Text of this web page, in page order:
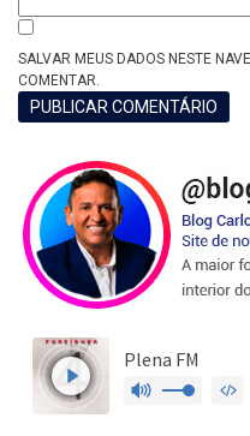
SALVAR MEUS DADOS NESTE
COMENTAR.